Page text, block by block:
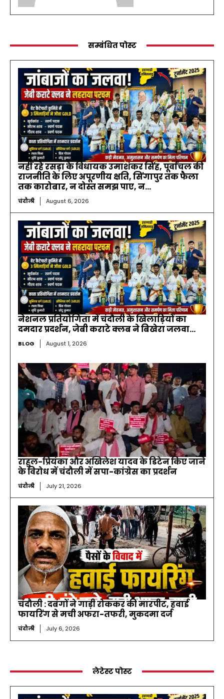
सम्बंधित पोस्ट
नहीं रहे रसड़ा के विधायक उमाशंकर सिंह, पूर्वांचल की
राजनीति के लिए अपूरणीय क्षति, सिंगापुर तक फैला
तक कारोबार, न दोस्त समझ पाए, न...
चंदौली August 6, 2026
नेशनल प्रतियोगिता में चंदौली के खिलाड़ियों का
दमदार प्रदर्शन, जेबी कराटे क्लब ने बिखेरा जलवा…
BLOG August 1, 2026
राहुल-प्रियंका और अखिलेश यादव के डिटेन किए जाने
के विरोध में चंदौली में सपा-कांग्रेस का प्रदर्शन
चंदौली July 21, 2026
चंदौली : दबंगों ने गाड़ी रोककर की मारपीट, हवाई
फायरिंग से मची अफरा-तफरी, मुकदमा दर्ज
चंदौली July 6, 2026
लेटेस्ट पोस्ट